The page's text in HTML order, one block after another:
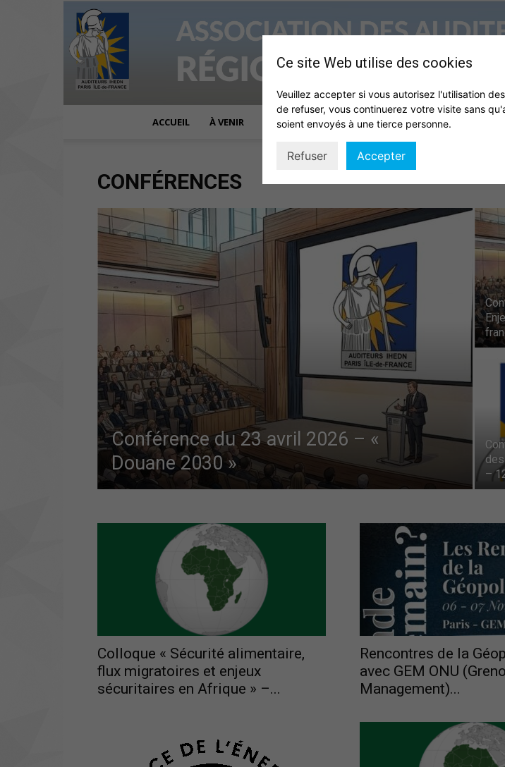
des
IHEDN
Région
ACCUEIL À VENIR ACTUALITÉS QUI SOMMES NOUS ?
CONFÉRENCES
Conférence du 23 avril 2026 – «
Douane 2030 »
–
Colloque « Sécurité alimentaire,
flux migratoires et enjeux
sécuritaires en Afrique » –...
Rencontres de la
avec GEM ONU
Management)...
Ce site Web utilise des cookies
Veuillez accepter si vous autorisez l'utilisation
de refuser, vous continuerez votre visite sans
soient envoyés à une tierce personne.
Refuser Accepter